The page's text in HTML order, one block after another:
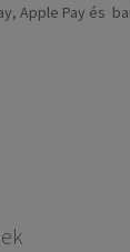
Apple Pay és